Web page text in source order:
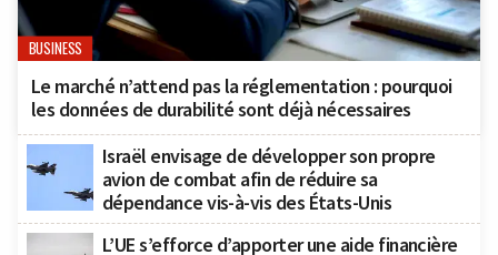
BUSINESS
Le marché n’attend pas la réglementation : pourquoi
les données de durabilité sont déjà nécessaires
Israël envisage de développer son propre
avion de combat afin de réduire sa
dépendance vis-à-vis des États-Unis
L’UE s’efforce d’apporter une aide financière